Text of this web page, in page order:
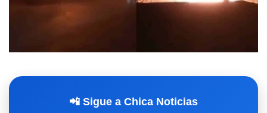
📲 Sigue a Chica Noticias